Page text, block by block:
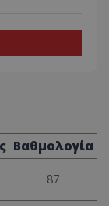
Βαθμολογία
87